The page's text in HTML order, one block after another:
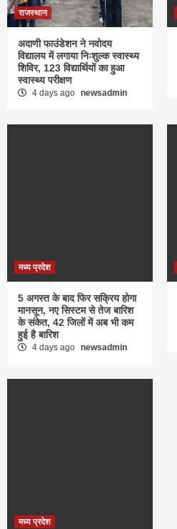
राजस्थान
अदाणी फाउंडेशन ने नवोदय
विद्यालय में लगाया निःशुल्क स्वास्थ्य
शिविर, 123 विद्यार्थियों का हुआ
स्वास्थ्य परीक्षण
4 days ago newsadmin
मध्य प्रदेश
5 अगस्त के बाद फिर सक्रिय होगा
मानसून, नए सिस्टम से तेज बारिश
के संकेत, 42 जिलों में अब भी कम
हुई है बारिश
4 days ago newsadmin
मध्य प्रदेश